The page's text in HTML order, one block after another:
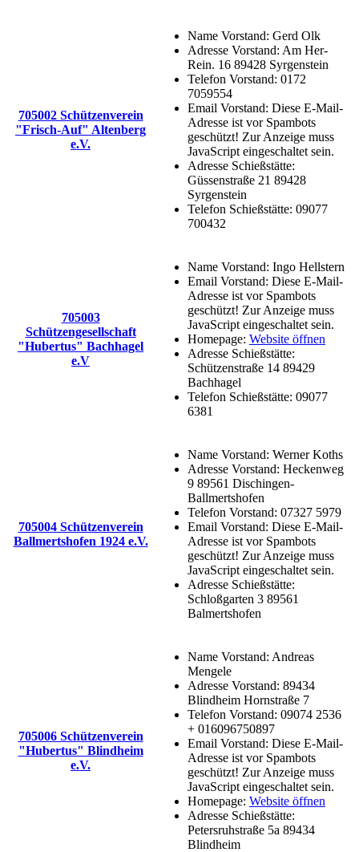
705002 Schützenverein
"Frisch-Auf" Altenberg
e.V.
Name Vorstand: Gerd Olk
Adresse Vorstand: Am Her-
Rein. 16 89428 Syrgenstein
Telefon Vorstand: 0172
7059554
Email Vorstand: Diese E-Mail-
Adresse ist vor Spambots
geschützt! Zur Anzeige muss
JavaScript eingeschaltet sein.
Adresse Schießstätte:
Güssenstraße 21 89428
Syrgenstein
Telefon Schießstätte: 09077
700432
705003
Schützengesellschaft
"Hubertus" Bachhagel
e.V
Name Vorstand: Ingo Hellstern
Email Vorstand: Diese E-Mail-
Adresse ist vor Spambots
geschützt! Zur Anzeige muss
JavaScript eingeschaltet sein.
Homepage: Website öffnen
Adresse Schießstätte:
Schützenstraße 14 89429
Bachhagel
Telefon Schießstätte: 09077
6381
705004 Schützenverein
Ballmertshofen 1924 e.V.
Name Vorstand: Werner Koths
Adresse Vorstand: Heckenweg
9 89561 Dischingen-
Ballmertshofen
Telefon Vorstand: 07327 5979
Email Vorstand: Diese E-Mail-
Adresse ist vor Spambots
geschützt! Zur Anzeige muss
JavaScript eingeschaltet sein.
Adresse Schießstätte:
Schloßgarten 3 89561
Balmertshofen
705006 Schützenverein
"Hubertus" Blindheim
e.V.
Name Vorstand: Andreas
Mengele
Adresse Vorstand: 89434
Blindheim Hornstraße 7
Telefon Vorstand: 09074 2536
+ 016096750897
Email Vorstand: Diese E-Mail-
Adresse ist vor Spambots
geschützt! Zur Anzeige muss
JavaScript eingeschaltet sein.
Homepage: Website öffnen
Adresse Schießstätte:
Petersruhstraße 5a 89434
Blindheim